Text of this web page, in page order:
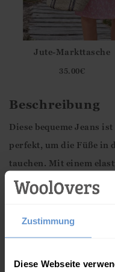
Zustimmung
Diese Webseite
Jute-Markttasche
35.00€
Beschreibung
Diese bequeme Jeans
perfekt, um die Füße in
tauchen. Mit einem
für zusätzlichen
Eigenschaften